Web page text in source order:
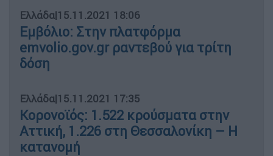
Ελλάδα|15.11.2021 18:06
Εμβόλιο: Στην πλατφόρμα
emvolio.gov.gr ραντεβού για τρίτη
δόση
Ελλάδα|15.11.2021 17:35
Κορονοϊός: 1.522 κρούσματα στην
Αττική, 1.226 στη Θεσσαλονίκη – Η
κατανομή